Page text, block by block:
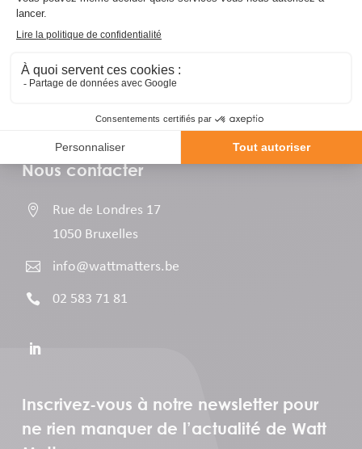
Nous contacter

Rue de Londres 17
1050 Bruxelles
 info@wattmatters.be
 02 583 71 81
Inscrivez-vous à notre newsletter pour
ne rien manquer de l’actualité de Watt